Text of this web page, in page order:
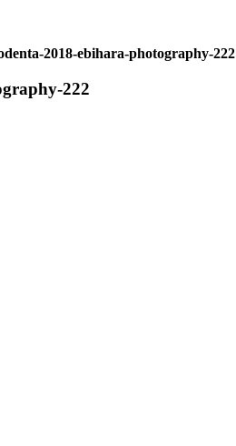
2018-ebihara-photography-222
222